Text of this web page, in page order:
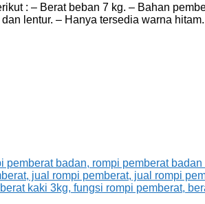
: – Berat beban 7 kg. – Bahan
lentur. – Hanya tersedia warna